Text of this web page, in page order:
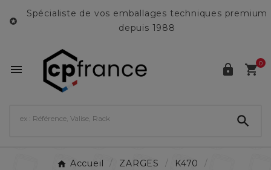

Spécialiste de vos emballages techniques premium
depuis 1988
  0

Accueil ZARGES
K470